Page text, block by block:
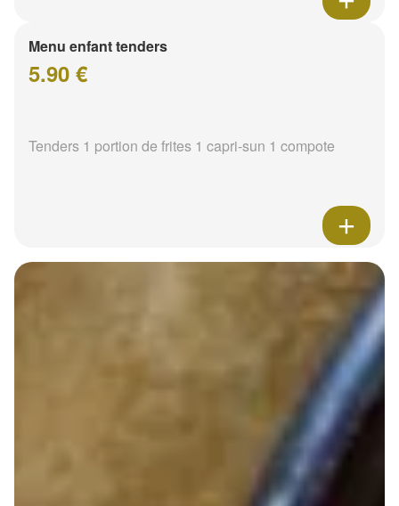
Menu enfant tenders
5.90 €
Tenders 1 portion de frites 1 capri-sun 1 compote